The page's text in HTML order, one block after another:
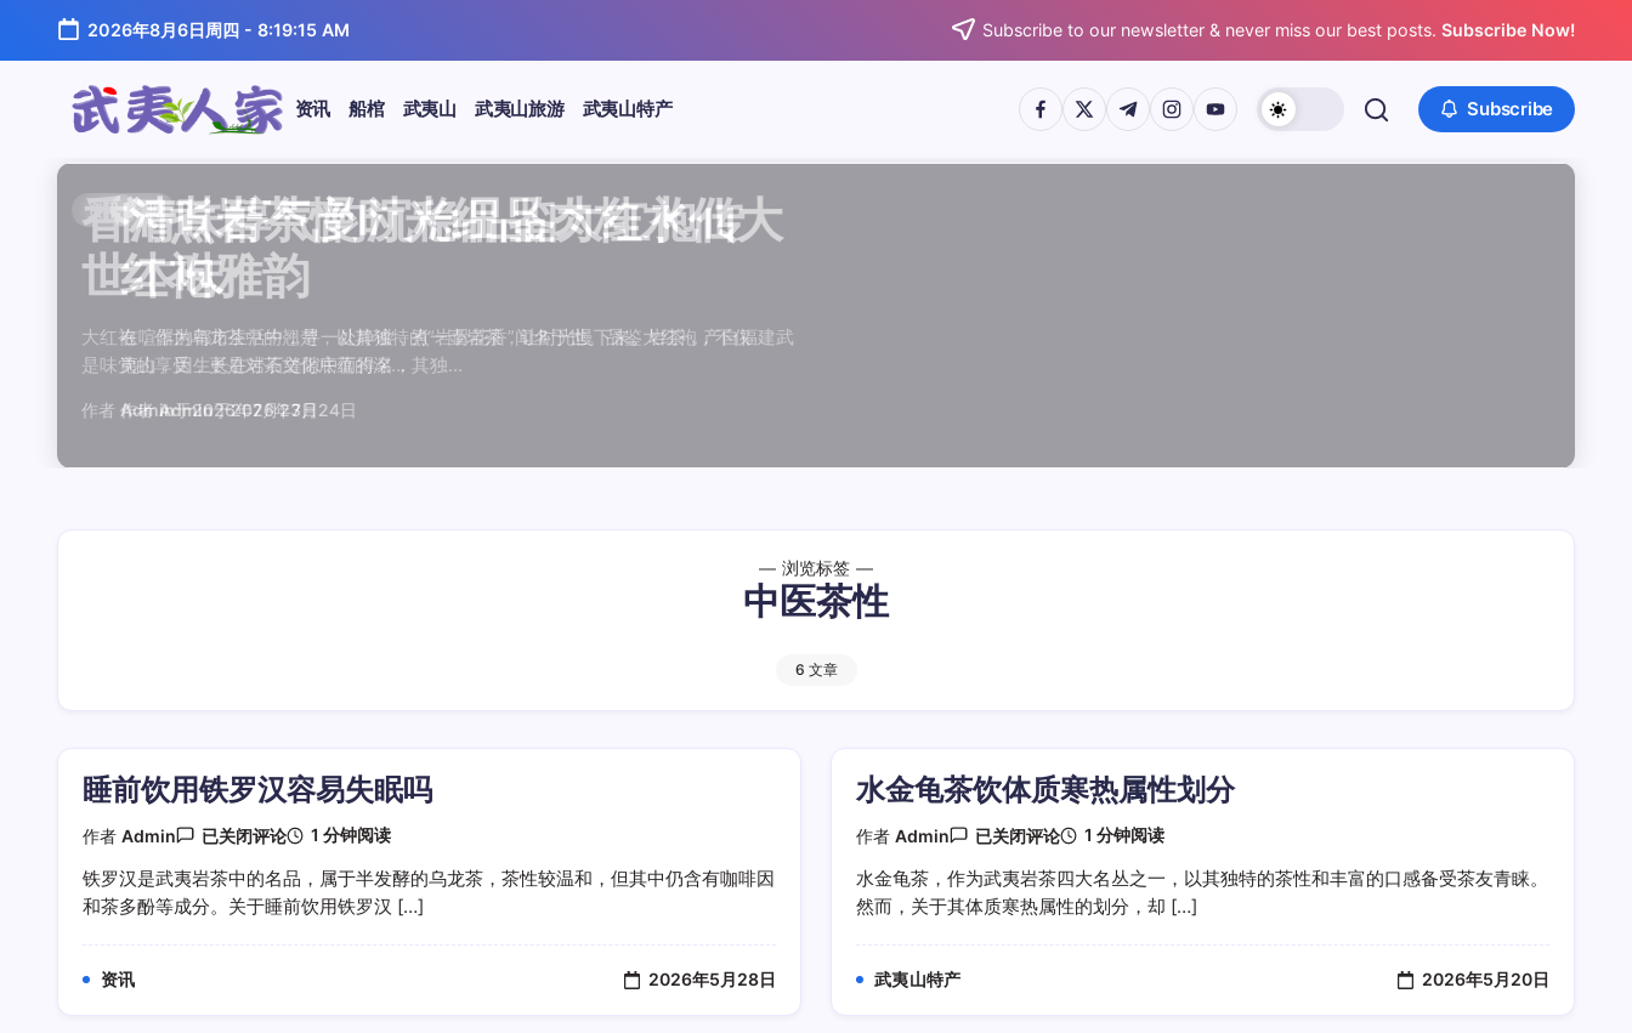
正
2026年8月6日周四- 8:19:15 AM Subscribe to our newsletter & never miss our best posts. Subscribe Now!
武
夷
人
家
资讯 船棺 武夷山 武夷山旅游 武夷山特产 https://www.facebook.com/
https://twitter.com/
https://t.me/
https://www.instagram.com/
https://youtube.com/ Subscribe
资讯
闲煮岩茶慢时光细品肉桂水仙大
红袍雅韵
在喧嚣的都市生活中，寻一处静谧，煮一壶岩茶，让时光慢下来。岩茶，产自福建武
夷山，因生长在岩石缝隙中而得名，其独…
作者 Admin于2026年7月24日
资讯
香清味醇气韵沉稳品鉴大红袍传
世本味
大红袍，作为乌龙茶中的翘楚，以其独特的“岩骨花香”闻名于世。品鉴大红袍，不仅
是味觉的享受，更是对茶文化底蕴的深…
作者 Admin于2026年7月23日
资讯
汤水顺滑底蕴绵长品鉴武夷水仙
温润质感
武夷水仙，作为乌龙茶中的经典品种，以其汤水顺滑、底蕴绵长而备受茶客青睐。品
鉴这款茶，仿佛在品味一段悠长的岁月，…
作者 Admin于2026年7月22日
资讯
唇齿留香久久不散品鉴武夷肉桂
独特魅力
武夷岩茶，素有“岩骨花香”之誉，而肉桂更是其中翘楚。其名源于香叶似肉桂，更因
其茶汤入口后，唇齿留香久久不散，令…
作者 Admin于2026年7月21日
资讯
岩韵浓淡各不同三款经典岩茶对
比品鉴
岩茶，作为乌龙茶中的瑰宝，以其独特的“岩韵”闻名于世。所谓岩韵，是茶叶在武夷
山丹霞地貌中吸收岩石矿物精华后形成…
作者 Admin于2026年7月20日
资讯
观汤色赏叶底全面品鉴肉桂水仙
大红袍
品鉴武夷岩茶，观汤色与赏叶底是关键环节。肉桂、水仙、大红袍作为岩茶代表，其
汤色与叶底各具特色，折射出工艺与山场…
作者 Admin于2026年7月19日
资讯
闲煮岩茶慢时光细品肉桂水仙大
红袍雅韵
在喧嚣的都市生活中，寻一处静谧，煮一壶岩茶，让时光慢下来。岩茶，产自福建武
夷山，因生长在岩石缝隙中而得名，其独…
作者 Admin于2026年7月24日
资讯
香清味醇气韵沉稳品鉴大红袍传
世本味
大红袍，作为乌龙茶中的翘楚，以其独特的“岩骨花香”闻名于世。品鉴大红袍，不仅
是味觉的享受，更是对茶文化底蕴的深…
作者 Admin于2026年7月23日
资讯
汤水顺滑底蕴绵长品鉴武夷水仙
温润质感
武夷水仙，作为乌龙茶中的经典品种，以其汤水顺滑、底蕴绵长而备受茶客青睐。品
鉴这款茶，仿佛在品味一段悠长的岁月，…
作者 Admin于2026年7月22日
资讯
唇齿留香久久不散品鉴武夷肉桂
独特魅力
武夷岩茶，素有“岩骨花香”之誉，而肉桂更是其中翘楚。其名源于香叶似肉桂，更因
其茶汤入口后，唇齿留香久久不散，令…
作者 Admin于2026年7月21日
资讯
岩韵浓淡各不同三款经典岩茶对
比品鉴
岩茶，作为乌龙茶中的瑰宝，以其独特的“岩韵”闻名于世。所谓岩韵，是茶叶在武夷
山丹霞地貌中吸收岩石矿物精华后形成…
作者 Admin于2026年7月20日
资讯
观汤色赏叶底全面品鉴肉桂水仙
大红袍
品鉴武夷岩茶，观汤色与赏叶底是关键环节。肉桂、水仙、大红袍作为岩茶代表，其
汤色与叶底各具特色，折射出工艺与山场…
作者 Admin于2026年7月19日
资讯
闲煮岩茶慢时光细品肉桂水仙大
红袍雅韵
在喧嚣的都市生活中，寻一处静谧，煮一壶岩茶，让时光慢下来。岩茶，产自福建武
夷山，因生长在岩石缝隙中而得名，其独…
作者 Admin于2026年7月24日
资讯
香清味醇气韵沉稳品鉴大红袍传
世本味
大红袍，作为乌龙茶中的翘楚，以其独特的“岩骨花香”闻名于世。品鉴大红袍，不仅
是味觉的享受，更是对茶文化底蕴的深…
作者 Admin于2026年7月23日
资讯
汤水顺滑底蕴绵长品鉴武夷水仙
温润质感
武夷水仙，作为乌龙茶中的经典品种，以其汤水顺滑、底蕴绵长而备受茶客青睐。品
鉴这款茶，仿佛在品味一段悠长的岁月，…
作者 Admin于2026年7月22日
资讯
唇齿留香久久不散品鉴武夷肉桂
独特魅力
武夷岩茶，素有“岩骨花香”之誉，而肉桂更是其中翘楚。其名源于香叶似肉桂，更因
其茶汤入口后，唇齿留香久久不散，令…
作者 Admin于2026年7月21日
资讯
岩韵浓淡各不同三款经典岩茶对
比品鉴
岩茶，作为乌龙茶中的瑰宝，以其独特的“岩韵”闻名于世。所谓岩韵，是茶叶在武夷
山丹霞地貌中吸收岩石矿物精华后形成…
作者 Admin于2026年7月20日
资讯
观汤色赏叶底全面品鉴肉桂水仙
大红袍
品鉴武夷岩茶，观汤色与赏叶底是关键环节。肉桂、水仙、大红袍作为岩茶代表，其
汤色与叶底各具特色，折射出工艺与山场…
作者 Admin于2026年7月19日
浏览标签
中医茶性
6 文章
睡前饮用铁罗汉容易失眠吗
作者 Admin
睡
饮
用
铁
已关闭评论 1 分钟阅读
铁罗汉是武夷岩茶中的名品，属于半发酵的乌龙茶，茶性较温和，但其中仍含有咖啡因
和茶多酚等成分。关于睡前饮用铁罗汉 […]
资讯 2026年5月28日
水金龟茶饮体质寒热属性划分
作者 Admin
水
龟
茶
饮
已关闭评论 1 分钟阅读
水金龟茶，作为武夷岩茶四大名丛之一，以其独特的茶性和丰富的口感备受茶友青睐。
然而，关于其体质寒热属性的划分，却 […]
武夷山特产 2026年5月20日